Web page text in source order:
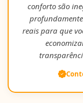
conforto são
reais para que